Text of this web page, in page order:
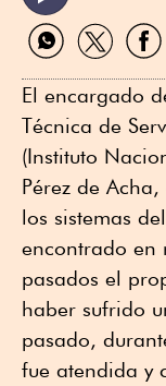
Compartir
por
Compartir
por
por
El encargado
Técnica de
(Instituto
Pérez de
los sistemas
encontrado en
pasados el
haber sufrido
pasado,
fue atendida y